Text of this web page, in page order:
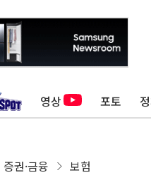
영상 포토
증권·금융 보험